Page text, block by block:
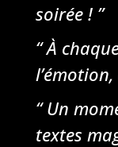
soirée ! ”
“ À
“ Un
textes